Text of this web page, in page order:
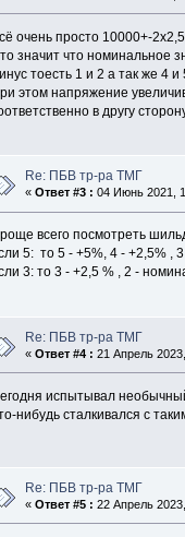
очень просто 10000+-2х2,5
значит что номинальное
тоесть 1 и 2 а так же 4
этом напряжение
в другу
Re: ПБВ тр-ра ТМГ
« Ответ #3 : 04 Июнь 2021,
всего посмотреть
5: то 5 - +5%, 4 - +2,5% ,
3: то 3 - +2,5 % , 2 -
Re: ПБВ тр-ра ТМГ
« Ответ #4 : 21 Апрель
испытывал
нибудь сталкивался с
Re: ПБВ тр-ра ТМГ
« Ответ #5 : 22 Апрель